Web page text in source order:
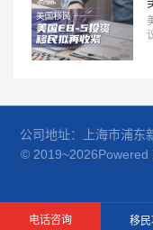
公司地址：上海市浦东
© 2019~2026Powered
电话咨询 移民